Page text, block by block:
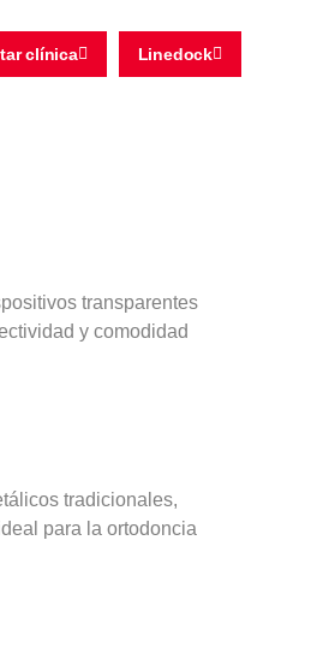
clínica Linedock
transparentes
y comodidad
tradicionales,
para la ortodoncia